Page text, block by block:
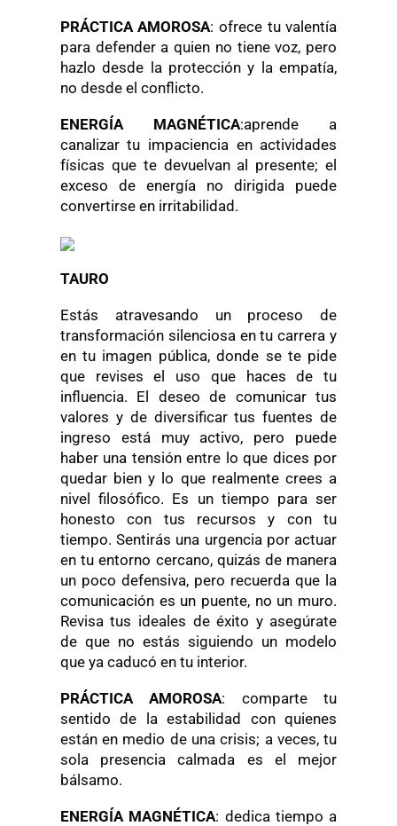
PRÁCTICA AMOROSA: ofrece tu valentía
para defender a quien no tiene voz, pero
hazlo desde la protección y la empatía,
no desde el conflicto.
ENERGÍA MAGNÉTICA:aprende a
canalizar tu impaciencia en actividades
físicas que te devuelvan al presente; el
exceso de energía no dirigida puede
convertirse en irritabilidad.
TAURO
Estás atravesando un proceso de
transformación silenciosa en tu carrera y
en tu imagen pública, donde se te pide
que revises el uso que haces de tu
influencia. El deseo de comunicar tus
valores y de diversificar tus fuentes de
ingreso está muy activo, pero puede
haber una tensión entre lo que dices por
quedar bien y lo que realmente crees a
nivel filosófico. Es un tiempo para ser
honesto con tus recursos y con tu
tiempo. Sentirás una urgencia por actuar
en tu entorno cercano, quizás de manera
un poco defensiva, pero recuerda que la
comunicación es un puente, no un muro.
Revisa tus ideales de éxito y asegúrate
de que no estás siguiendo un modelo
que ya caducó en tu interior.
PRÁCTICA AMOROSA: comparte tu
sentido de la estabilidad con quienes
están en medio de una crisis; a veces, tu
sola presencia calmada es el mejor
bálsamo.
ENERGÍA MAGNÉTICA: dedica tiempo a